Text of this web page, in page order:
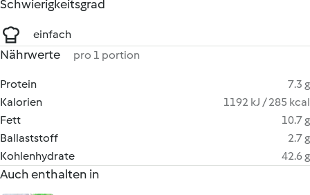
Schwierigkeitsgrad
einfach
Nährwerte pro 1 portion
Protein
7.3 g
Kalorien
1192 kJ / 285 kcal
Fett
10.7 g
Ballaststoff
2.7 g
Kohlenhydrate
42.6 g
Auch enthalten in